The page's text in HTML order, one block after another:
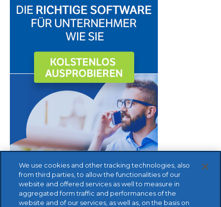
We use cookies and other tracking technologies, also
from third parties, to allow the functionalities of our
website and offered services as well to measure in
aggregated form traffic and performances of the
website and of our services, as well as, on the basis on